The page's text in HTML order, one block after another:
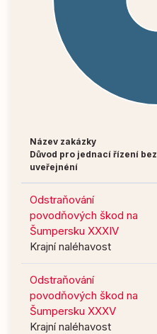
Název zakázky
Důvod pro jednací řízení bez
uveřejnéní
Odstraňování
povodňových škod na
Šumpersku XXXIV
Krajní naléhavost
Odstraňování
povodňových škod na
Šumpersku XXXV
Krajní naléhavost